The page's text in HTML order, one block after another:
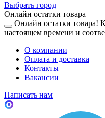
Выбрать город
Онлайн остатки товара
Онлайн остатки товара!
настоящем времени и
О компании
Оплата и доставка
Контакты
Вакансии
Написать нам